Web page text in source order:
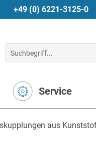
+49 (0) 6221-3125-0
Service
aus